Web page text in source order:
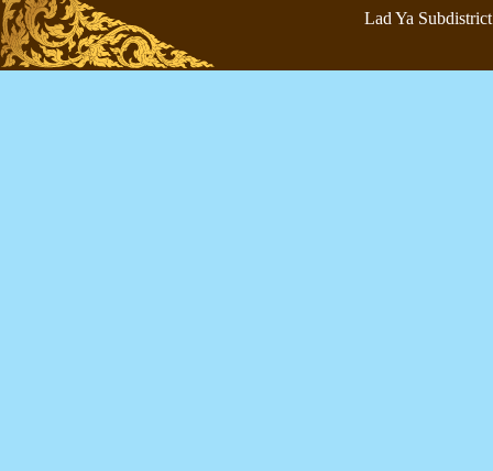
Lad Ya